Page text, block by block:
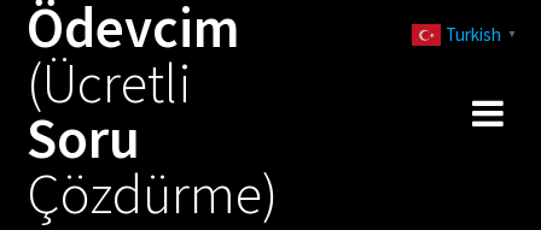
Ödevcim
(Ücretli
Soru
Çözdürme)
Turkish ▼